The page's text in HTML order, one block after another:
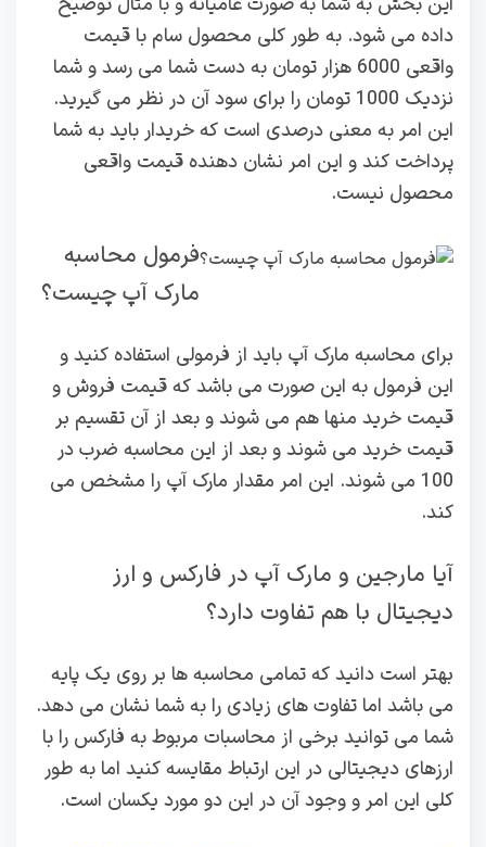
داده می شود. به طور کلی محصول سام با قیمت
واقعی 6000 هزار تومان به دست شما می رسد و شما
نزدیک 1000 تومان را برای سود آن در نظر می گیرید.
این امر به معنی درصدی است که خریدار باید به شما
پرداخت کند و این امر نشان دهنده قیمت واقعی
محصول نیست.
فرمول محاسبه
مارک آپ چیست؟
برای محاسبه مارک آپ باید از فرمولی استفاده کنید و
این فرمول به این صورت می باشد که قیمت فروش و
قیمت خرید منها هم می شوند و بعد از آن تقسیم بر
قیمت خرید می شوند و بعد از این محاسبه ضرب در
100 می شوند. این امر مقدار مارک آپ را مشخص می
کند.
آیا مارجین و مارک آپ در فارکس و ارز
دیجیتال با هم تفاوت دارد؟
بهتر است دانید که تمامی محاسبه ها بر روی یک پایه
می باشد اما تفاوت های زیادی را به شما نشان می دهد.
شما می توانید برخی از محاسبات مربوط به فارکس را با
ارزهای دیجیتالی در این ارتباط مقایسه کنید اما به طور
کلی این امر و وجود آن در این دو مورد یکسان است.